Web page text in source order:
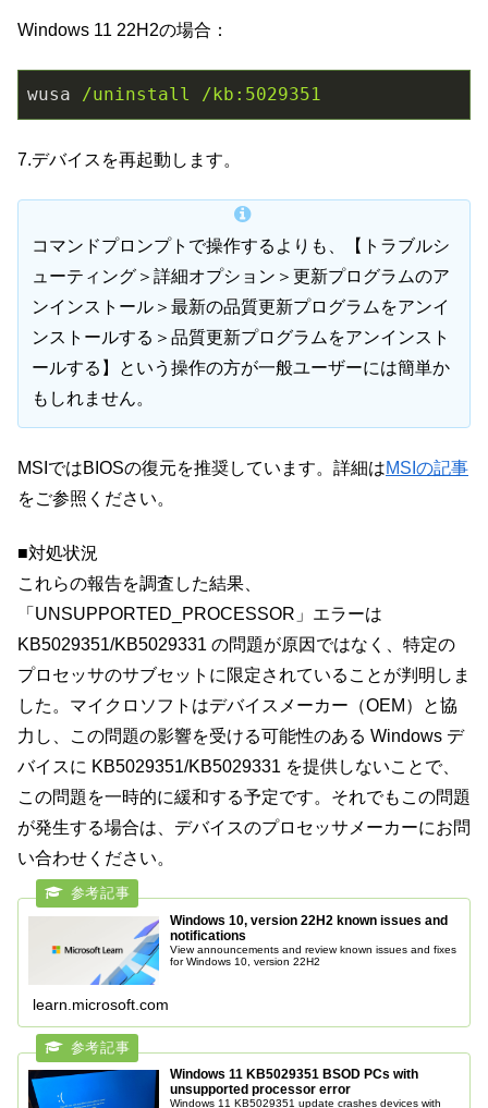
Windows 11 22H2の場合：
wusa /uninstall /kb:5029351
7.デバイスを再起動します。
コマンドプロンプトで操作するよりも、【トラブルシ
ューティング＞詳細オプション＞更新プログラムのア
ンインストール＞最新の品質更新プログラムをアンイ
ンストールする＞品質更新プログラムをアンインスト
ールする】という操作の方が一般ユーザーには簡単か
もしれません。
MSIではBIOSの復元を推奨しています。詳細はMSIの記事
をご参照ください。
■対処状況
これらの報告を調査した結果、
「UNSUPPORTED_PROCESSOR」エラーは
KB5029351/KB5029331 の問題が原因ではなく、特定の
プロセッサのサブセットに限定されていることが判明しま
した。マイクロソフトはデバイスメーカー（OEM）と協
力し、この問題の影響を受ける可能性のある Windows デ
バイスに KB5029351/KB5029331 を提供しないことで、
この問題を一時的に緩和する予定です。それでもこの問題
が発生する場合は、デバイスのプロセッサメーカーにお問
い合わせください。
Windows 10, version 22H2 known issues and
notifications
View announcements and review known issues and fixes
for Windows 10, version 22H2
learn.microsoft.com
Windows 11 KB5029351 BSOD PCs with
unsupported processor error
Windows 11 KB5029351 update crashes devices with